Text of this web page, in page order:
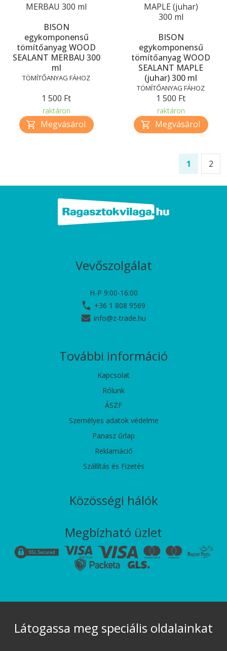
BISON
egykomponensű
tömítőanyag WOOD
SEALANT MERBAU 300
ml
TÖMÍTŐANYAG FÁHOZ
1 500 Ft
raktáron
BISON
egykomponensű
tömítőanyag WOOD
SEALANT MAPLE
(juhar) 300 ml
TÖMÍTŐANYAG FÁHOZ
1 500 Ft
raktáron
1 2
Vevőszolgálat
H-P 9:00-16:00
+36 1 808 9569
info@z-trade.hu
További információ
Kapcsolat
Rólunk
ÁSZF
Személyes adatok védelme
Panasz űrlap
Reklamáció
Szállítás és Fizetés
Közösségi hálók
Megbízható üzlet
Látogassa meg speciális oldalainkat